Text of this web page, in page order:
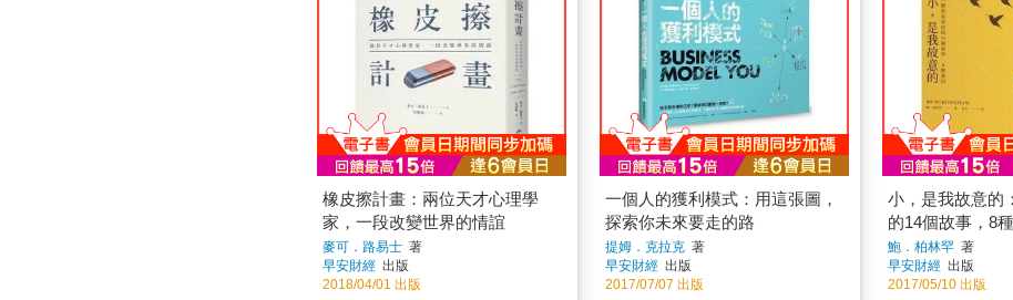
橡皮擦計畫：兩位天才心理學
家，一段改變世界的情誼
麥可．路易士 著
早安財經 出版
2018/04/01 出版
一個人的獲利模式：用這張圖，
探索你未來要走的路
提姆．克拉克著
早安財經 出版
2017/07/07 出版
小，是我故意的
的14個故事，8
新增訂版)
鮑．柏林罕著
早安財經 出版
2017/05/10 出版